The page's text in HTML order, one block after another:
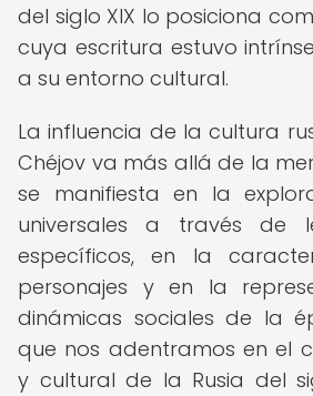
del siglo XIX lo posiciona
cuya escritura estuvo
a su entorno cultural.
La influencia de la cultura
Chéjov va más allá de la
se manifiesta en la
universales a través de
específicos, en la
personajes y en la
dinámicas sociales de la
que nos adentramos en el
y cultural de la Rusia del